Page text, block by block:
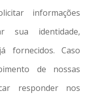
informações
sua identidade,
fornecidos. Caso
de nossas
responder nos